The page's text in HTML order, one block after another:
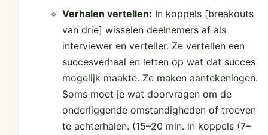
Verhalen vertellen: In koppels [breakouts
van drie] wisselen deelnemers af als
interviewer en verteller. Ze vertellen een
succesverhaal en letten op wat dat succes
mogelijk maakte. Ze maken aantekeningen.
Soms moet je wat doorvragen om de
onderliggende omstandigheden of troeven
te achterhalen. (15–20 min. in koppels (7–